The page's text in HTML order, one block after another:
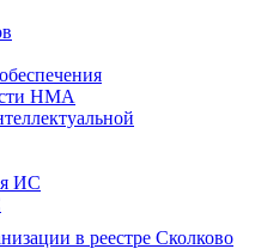
НМА
ИС
в реестре Сколково